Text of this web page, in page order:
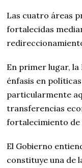
Las cuatro áreas
fortalecidas
En primer lugar, la
énfasis en
particularmente
transferencias
fortalecimiento de
El Gobierno
constituye una de